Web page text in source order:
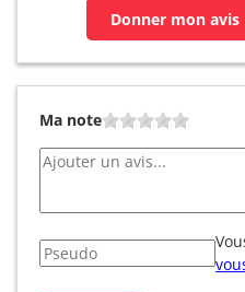
Donner mon avis
Ma note